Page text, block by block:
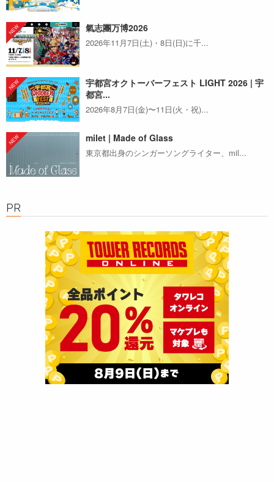
氣志團万博2026
2026年11月7日(土)・8日(日)に千...
宇都宮オクトーバーフェスト LIGHT 2026 | 宇
都宮...
2026年8月7日(金)〜11日(火・祝)...
milet | Made of Glass
東京都出身のシンガーソングライター、mil...
PR